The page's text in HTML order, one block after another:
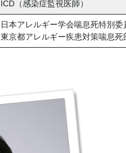
ICD（感染症監視医師）
日本アレルギー学会喘息死特別委
東京都アレルギー疾患対策喘息死